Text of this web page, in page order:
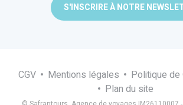
S'INSCRIRE À NOTRE
CGV Mentions légales
Politique
Plan du site